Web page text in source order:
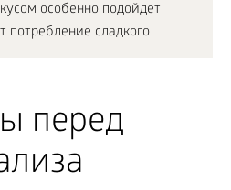
особенно подойдет
потребление сладкого.
перед